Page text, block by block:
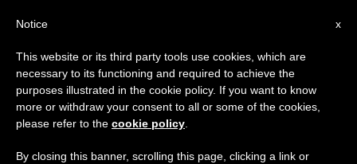
البابا فرنسيس يدعو الى المحبّة
والصداقة بين الأديان
x
Notice
This website or its third party tools use cookies, which are
necessary to its functioning and required to achieve the
purposes illustrated in the cookie policy. If you want to know
more or withdraw your consent to all or some of the cookies,
please refer to the cookie policy
By closing this banner, scrolling this page, clicking a link or